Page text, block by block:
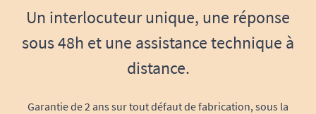
Un interlocuteur unique, une réponse
sous 48h et une assistance technique à
distance.
Garantie de 2 ans sur tout défaut de fabrication, sous la